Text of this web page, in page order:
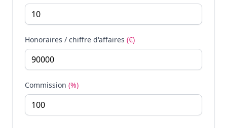
Honoraires / chiffre d'affaires (€)
Commission (%)